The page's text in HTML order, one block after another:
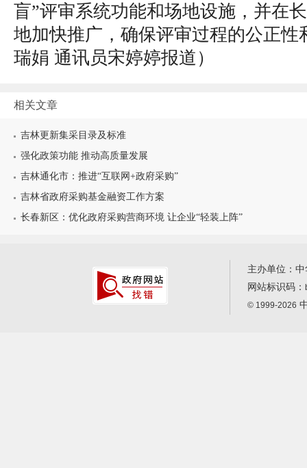
盲”评审系统功能和场地设施，并在
地加快推广，确保评审过程的公正性
瑞娟 通讯员宋婷婷报道）
相关文章
吉林更新集采目录及标准
强化政策功能 推动高质量发展
吉林通化市：推进“互联网+政府采购”
吉林省政府采购基金融资工作方案
长春新区：优化政府采购营商环境 让企业“轻装上阵”
主办单位：
网站标识码：
© 1999-2026